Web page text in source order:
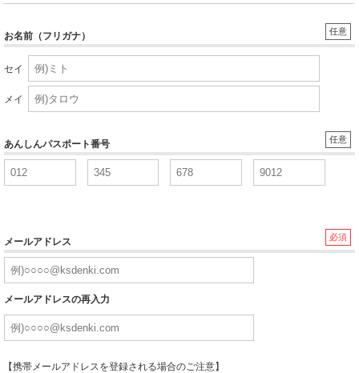
任意
お名前（フリガナ）
セイ
メイ
任意
あんしんパスポート番号
必須
メールアドレス
メールアドレスの再入力
【携帯メールアドレスを登録される場合のご注意】